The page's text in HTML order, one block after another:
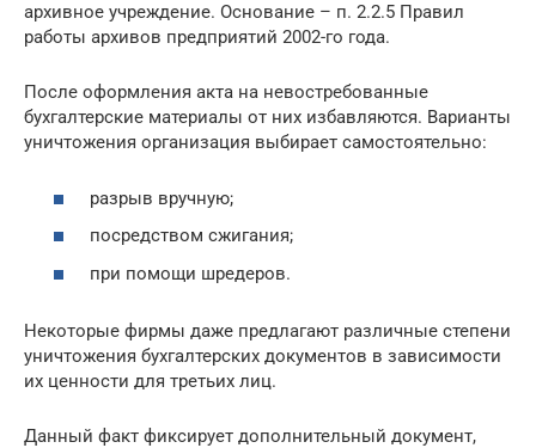
архивное учреждение. Основание – п. 2.2.5 Правил
работы архивов предприятий 2002-го года.
После оформления акта на невостребованные
бухгалтерские материалы от них избавляются. Варианты
уничтожения организация выбирает самостоятельно:
разрыв вручную;
посредством сжигания;
при помощи шредеров.
Некоторые фирмы даже предлагают различные степени
уничтожения бухгалтерских документов в зависимости
их ценности для третьих лиц.
Данный факт фиксирует дополнительный документ,